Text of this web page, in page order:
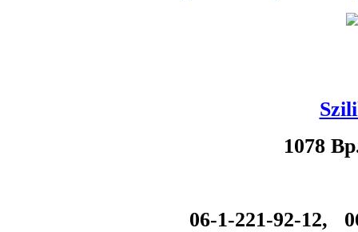
1078
06-1-221-92-12,